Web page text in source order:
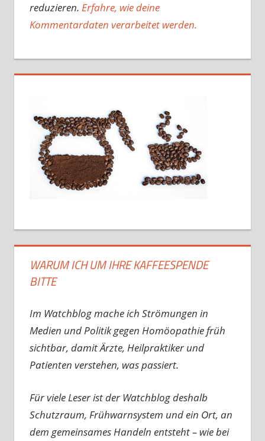
reduzieren. Erfahre, wie deine
Kommentardaten verarbeitet werden.
WARUM ICH UM IHRE KAFFEESPENDE
BITTE
Im Watchblog mache ich Strömungen in
Medien und Politik gegen Homöopathie früh
sichtbar, damit Ärzte, Heilpraktiker und
Patienten verstehen, was passiert.
Für viele Leser ist der Watchblog deshalb
Schutzraum, Frühwarnsystem und ein Ort, an
dem gemeinsames Handeln entsteht – wie bei